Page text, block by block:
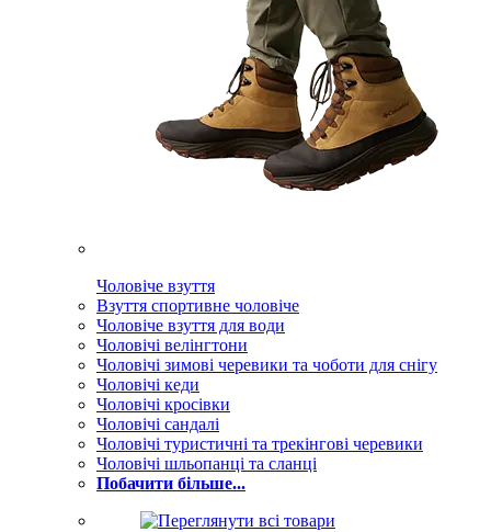
Чоловіче взуття
Взуття спортивне чоловіче
Чоловіче взуття для води
Чоловічі велінгтони
Чоловічі зимові черевики та чоботи для снігу
Чоловічі кеди
Чоловічі кросівки
Чоловічі сандалі
Чоловічі туристичні та трекінгові черевики
Чоловічі шльопанці та сланці
Побачити більше...